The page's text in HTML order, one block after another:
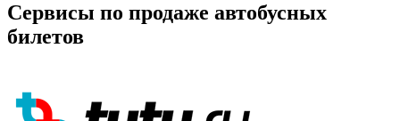
Сервисы по продаже автобусных
билетов